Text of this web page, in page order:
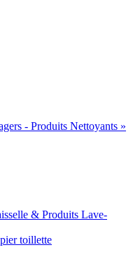
- Produits Nettoyants »
& Produits Lave-
toillette